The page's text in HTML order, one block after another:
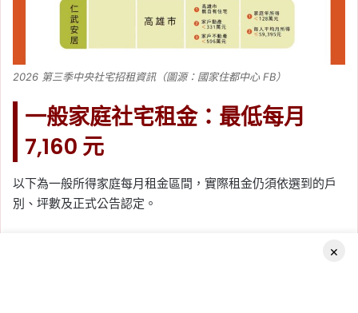
2026 第三季中央社宅招租資訊（圖源：國家住都中心 FB）
一般家庭社宅租金：最低每月
7,160 元
以下為一般所得家庭每月租金區間，實際租金仍須依選到的戶
別、坪數及正式公告認定。
×